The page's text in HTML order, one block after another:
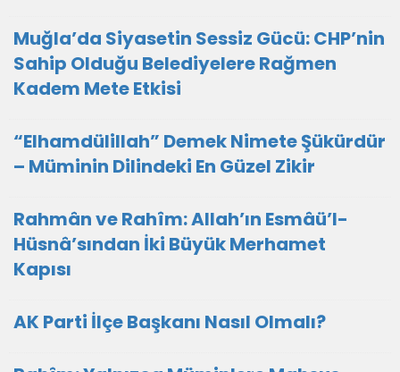
Muğla’da Siyasetin Sessiz Gücü: CHP’nin
Sahip Olduğu Belediyelere Rağmen
Kadem Mete Etkisi
“Elhamdülillah” Demek Nimete Şükürdür
– Müminin Dilindeki En Güzel Zikir
Rahmân ve Rahîm: Allah’ın Esmâü’l-
Hüsnâ’sından İki Büyük Merhamet
Kapısı
AK Parti İlçe Başkanı Nasıl Olmalı?